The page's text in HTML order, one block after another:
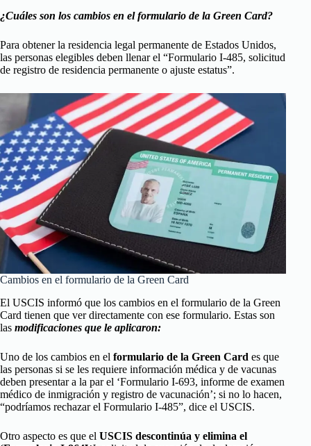
¿Cuáles son los cambios en el formulario de la Green Card?
Para obtener la residencia legal permanente de Estados Unidos,
las personas elegibles deben llenar el “Formulario I-485, solicitud
de registro de residencia permanente o ajuste estatus”.
Cambios en el formulario de la Green Card
El USCIS informó que los cambios en el formulario de la Green
Card tienen que ver directamente con ese formulario. Estas son
las modificaciones que le aplicaron:
Uno de los cambios en el formulario de la Green Card es que
las personas si se les requiere información médica y de vacunas
deben presentar a la par el ‘Formulario I-693, informe de examen
médico de inmigración y registro de vacunación’; si no lo hacen,
“podríamos rechazar el Formulario I-485”, dice el USCIS.
Otro aspecto es que el USCIS descontinúa y elimina el